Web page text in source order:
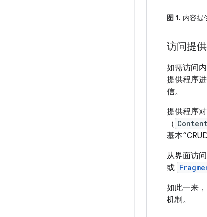
图 1. 内容提
访问提
如需访问
提供程序进
信。
提供程序
（
基本
从界面访问
或
如此一来
机制。